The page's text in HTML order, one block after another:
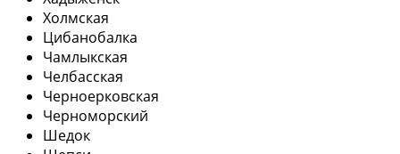
Холмская
Цибанобалка
Чамлыкская
Челбасская
Черноерковская
Черноморский
Шедок